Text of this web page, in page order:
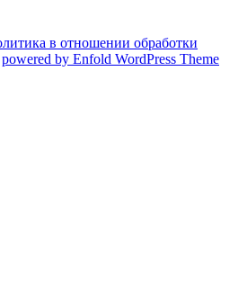
в отношении обработки
powered by Enfold WordPress Theme